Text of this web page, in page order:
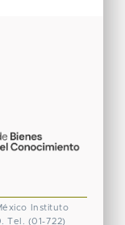
Instituto
Tel. (01-722)